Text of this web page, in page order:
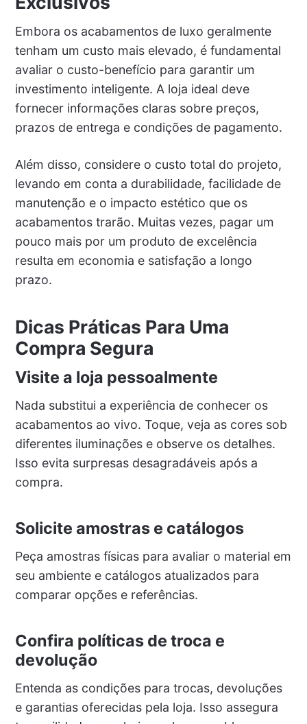
Embora os acabamentos de luxo geralmente
tenham um custo mais elevado, é fundamental
avaliar o custo-benefício para garantir um
investimento inteligente. A loja ideal deve
fornecer informações claras sobre preços,
prazos de entrega e condições de pagamento.
Além disso, considere o custo total do projeto,
levando em conta a durabilidade, facilidade de
manutenção e o impacto estético que os
acabamentos trarão. Muitas vezes, pagar um
pouco mais por um produto de excelência
resulta em economia e satisfação a longo
prazo.
Dicas Práticas Para Uma
Compra Segura
Visite a loja pessoalmente
Nada substitui a experiência de conhecer os
acabamentos ao vivo. Toque, veja as cores sob
diferentes iluminações e observe os detalhes.
Isso evita surpresas desagradáveis após a
compra.
Solicite amostras e catálogos
Peça amostras físicas para avaliar o material em
seu ambiente e catálogos atualizados para
comparar opções e referências.
Confira políticas de troca e
devolução
Entenda as condições para trocas, devoluções
e garantias oferecidas pela loja. Isso assegura